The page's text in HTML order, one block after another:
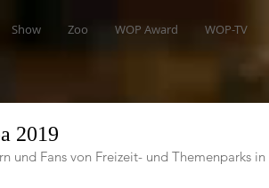
Show Zoo WOP Award WOP-TV
2019
und Fans von Freizeit- und Themenparks